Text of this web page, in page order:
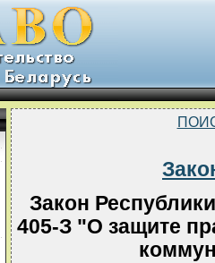
Закон
405-З "О защите